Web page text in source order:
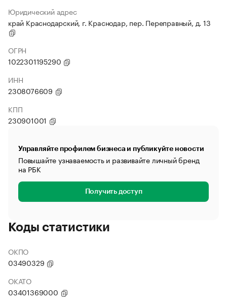
Юридический адрес
край Краснодарский, г. Краснодар, пер. Переправный, д. 13
ОГРН
1022301195290
ИНН
2308076609
КПП
230901001
Управляйте профилем бизнеса и публикуйте новости
Повышайте узнаваемость и развивайте личный бренд
на РБК
Получить доступ
Коды статистики
ОКПО
03490329
ОКАТО
03401369000